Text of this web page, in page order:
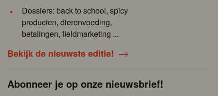
Dossiers: back to school, spicy
producten, dierenvoeding,
betalingen, fieldmarketing ...
Bekijk de nieuwste editie!
Abonneer je op onze nieuwsbrief!